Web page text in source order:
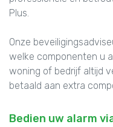
Plus.
Onze
welke componenten u
woning of bedrijf altijd
betaald aan extra
Bedien uw alarm